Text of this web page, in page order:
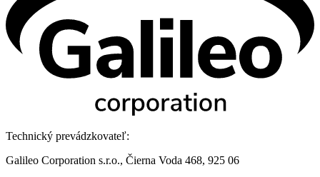
Technický prevádzkovateľ:
Galileo Corporation s.r.o., Čierna Voda 468, 925 06